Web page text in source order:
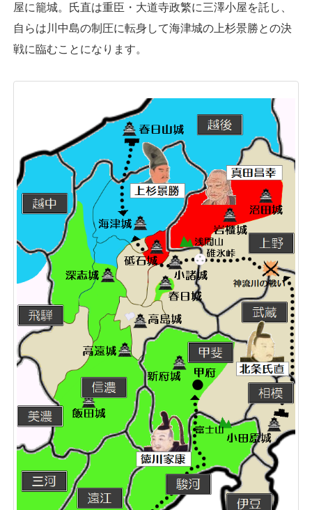
屋に籠城。氏直は重臣・大道寺政繁に三澤小屋を託し、
自らは川中島の制圧に転身して海津城の上杉景勝との決
戦に臨むことになります。